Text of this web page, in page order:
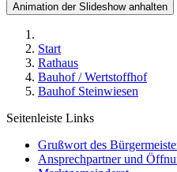
Animation der Slideshow anhalten
Start
Rathaus
Bauhof / Wertstoffhof
Bauhof Steinwiesen
Seitenleiste Links
Grußwort des
Ansprechpartner und